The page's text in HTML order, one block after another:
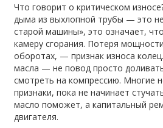
Что говорит о критическом
дыма из выхлопной трубы — это
старой машины», это означает,
камеру сгорания. Потеря
оборотах, — признак износа
масла — не повод просто
смотреть на компрессию. Многие
признаки, пока не начинает
масло поможет, а капитальный
двигателя.